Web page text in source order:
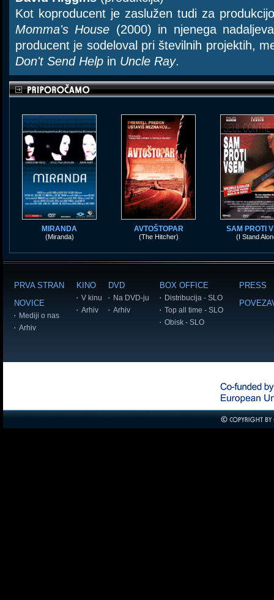
Kot koproducent je zaslužen tudi za
Momma's House (2000) in njenega
producent je sodeloval pri številnih projektih,
Don't Send Help in Uncle Ray.
MIRANDA
(Miranda)
AVTOŠTOPAR
(The Hitcher)
SAM PROTI
(I Stand
PRVA STRAN
NOVICE
Mediji o nas
Arhiv
KINO
V kinu
Arhiv
DVD
Na DVD-ju
Arhiv
BOX OFFICE
Distribucija - SLO
Top all time - SLO
Obisk - SLO
PRESS